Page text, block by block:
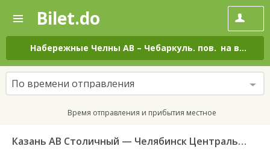
—
Поиск
и
покупка
билетов
на
автобус
онлайн
Bilet.do
Набережные Челны АВ – Чебаркуль. пов. на все дни
По времени отправления
Время отправления и прибытия местное
Казань АВ Столичный — Челябинск Центральный АВ 950